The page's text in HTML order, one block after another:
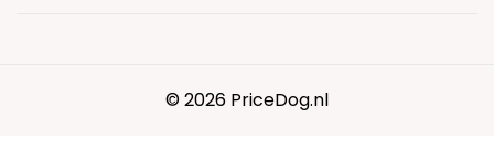
© 2026 PriceDog.nl